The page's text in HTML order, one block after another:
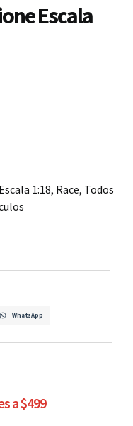
Escala
Escala 1:18, Race, Todos
WhatsApp
a $499